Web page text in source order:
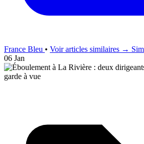
France Bleu • Voir articles similaires →
06 Jan